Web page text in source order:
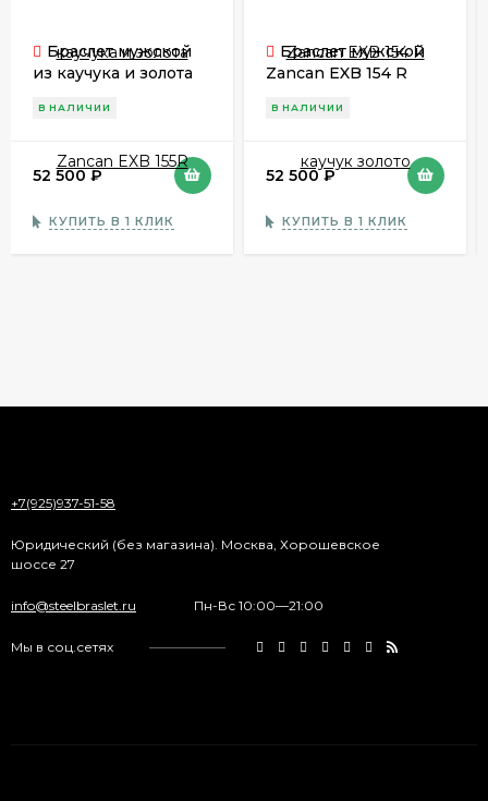
Браслет мужской
из каучука и золота
В НАЛИЧИИ
52 500₽
КУПИТЬ В 1 КЛИК
Браслет мужской
Zancan EXB 154 R
В НАЛИЧИИ
52 500₽
КУПИТЬ В 1 КЛИК
+7(925)937-51-58
Юридический (без магазина). Москва, Хорошевское
шоссе 27
info@steelbraslet.ru Пн-Вс 10:00—21:00
Мы в соц.сетях